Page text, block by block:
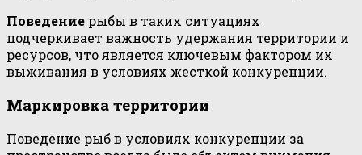
Поведение рыбы в таких ситуациях
подчеркивает важность удержания территории и
ресурсов, что является ключевым фактором их
выживания в условиях жесткой конкуренции.
Маркировка территории
Поведение рыб в условиях конкуренции за